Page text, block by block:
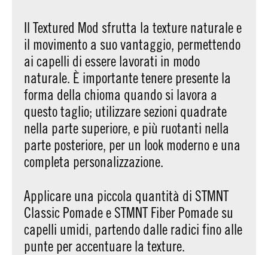
Il Textured Mod sfrutta la texture naturale e
il movimento a suo vantaggio, permettendo
ai capelli di essere lavorati in modo
naturale. È importante tenere presente la
forma della chioma quando si lavora a
questo taglio; utilizzare sezioni quadrate
nella parte superiore, e più ruotanti nella
parte posteriore, per un look moderno e una
completa personalizzazione.
Applicare una piccola quantità di STMNT
Classic Pomade e STMNT Fiber Pomade su
capelli umidi, partendo dalle radici fino alle
punte per accentuare la texture.